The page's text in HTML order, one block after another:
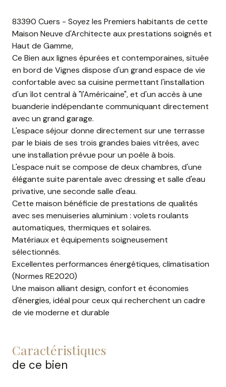
83390 Cuers - Soyez les Premiers habitants de cette
Maison Neuve d'Architecte aux prestations soignés et
Haut de Gamme,
Ce Bien aux lignes épurées et contemporaines, située
en bord de Vignes dispose d'un grand espace de vie
confortable avec sa cuisine permettant l'installation
d'un îlot central à "l'Américaine", et d'un accès à une
buanderie indépendante communiquant directement
avec un grand garage.
L'espace séjour donne directement sur une terrasse
par le biais de ses trois grandes baies vitrées, avec
une installation prévue pour un poêle à bois.
L'espace nuit se compose de deux chambres, d'une
élégante suite parentale avec dressing et salle d'eau
privative, une seconde salle d'eau.
Cette maison bénéficie de prestations de qualités
avec ses menuiseries aluminium : volets roulants
automatiques, thermiques et solaires.
Matériaux et équipements soigneusement
sélectionnés.
Excellentes performances énergétiques, climatisation
(Normes RE2020)
Une maison alliant design, confort et économies
d'énergies, idéal pour ceux qui recherchent un cadre
de vie moderne et durable
caractéristiques
de ce bien